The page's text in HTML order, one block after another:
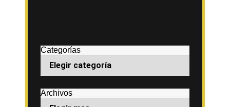
Categorías
Archivos